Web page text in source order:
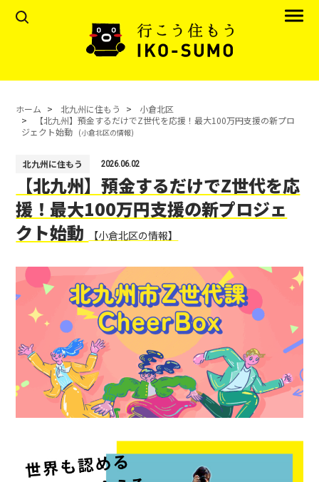
ホーム 北九州に住もう
小倉北区
【北九州】預金するだけでZ世代を応援！最大100万円支援の新プロ
ジェクト始動 (小倉北区の情報)
北九州に住もう 2026.06.02
【北九州】預金するだけでZ世代を応
援！最大100万円支援の新プロジェ
クト始動
【小倉北区の情報】